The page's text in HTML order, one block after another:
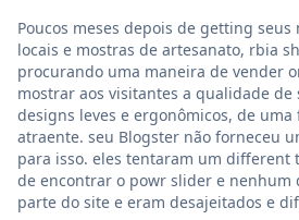
Poucos meses depois de getting seus
locais e mostras de artesanato, rbia
procurando uma maneira de vender
mostrar aos visitantes a qualidade de
designs leves e ergonômicos, de
atraente. seu Blogster não forneceu
para isso. eles tentaram um different
de encontrar o powr slider e nenhum
parte do site e eram desajeitados e